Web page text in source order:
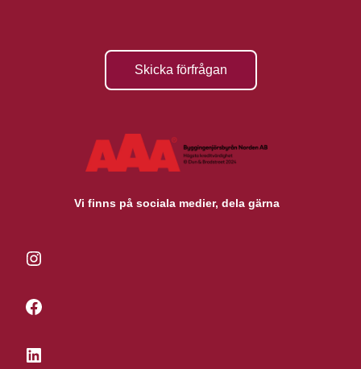
Skicka förfrågan
Vi finns på sociala medier, dela gärna
Instagram
Facebook
LinkedIn